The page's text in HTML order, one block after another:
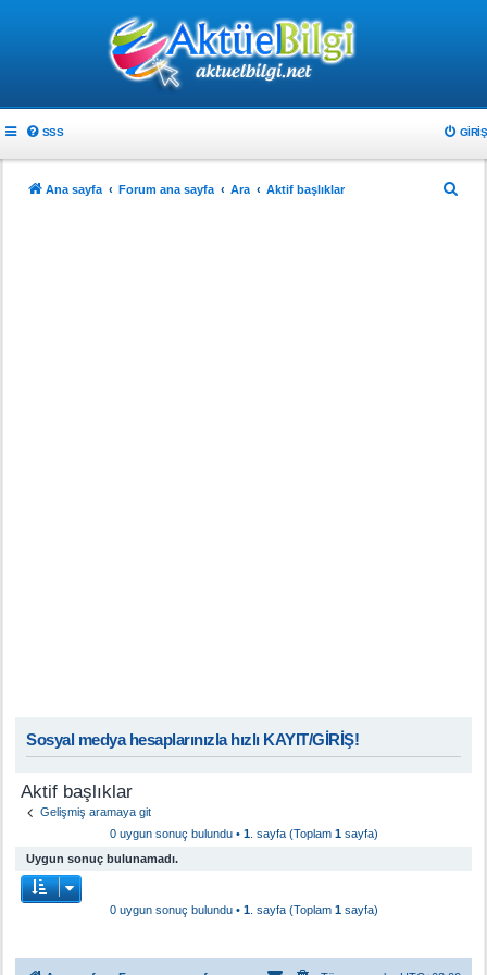
SSS GIRIŞ
Ana sayfa Forum ana sayfa Ara Aktif başlıklar
Sosyal medya hesaplarınızla hızlı KAYIT/GİRİŞ!
Aktif başlıklar
Gelişmiş aramaya git
0 uygun sonuç bulundu • 1. sayfa (Toplam 1sayfa)
Uygun sonuç bulunamadı.
0 uygun sonuç bulundu • 1. sayfa (Toplam 1sayfa)